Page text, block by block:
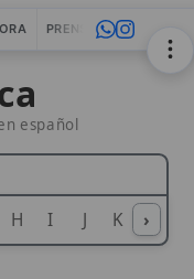
PRENSA WEBMASTERS
I J K L M
›